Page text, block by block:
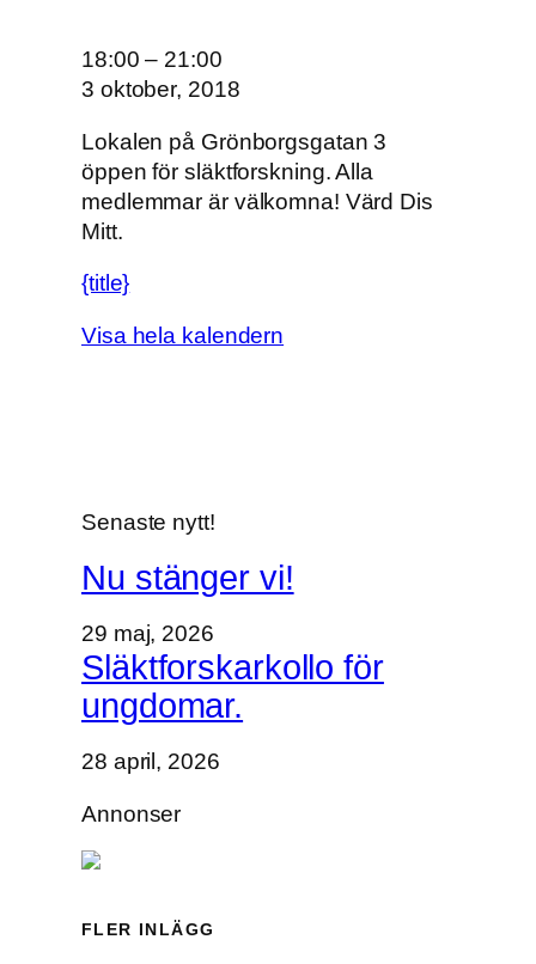
O
n
d
a
g
s
p
p
18:00 – 21:00
3 oktober, 2018
Lokalen på Grönborgsgatan 3
öppen för släktforskning. Alla
medlemmar är välkomna! Värd Dis
Mitt.
{title}
Visa hela kalendern
Senaste nytt!
Nu stänger vi!
29 maj, 2026
Släktforskarkollo för
ungdomar.
28 april, 2026
Annonser
FLER INLÄGG